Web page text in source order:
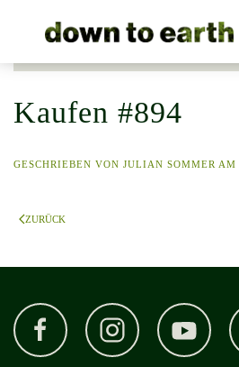
Zum Hauptinhalt springen
Kaufen #894
GESCHRIEBEN VON JULIAN SOMMER AM
ZURÜCK